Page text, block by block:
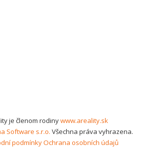
je členom rodinywww.areality.sk
Software s.r.o. Všechna práva vyhrazena.
podmínkyOchrana osobních údajů